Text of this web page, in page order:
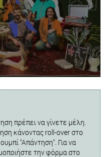
πρέπει να γίνετε μέλη.
κάνοντας roll-over στο
"Απάντηση". Για να
την φόρμα στο